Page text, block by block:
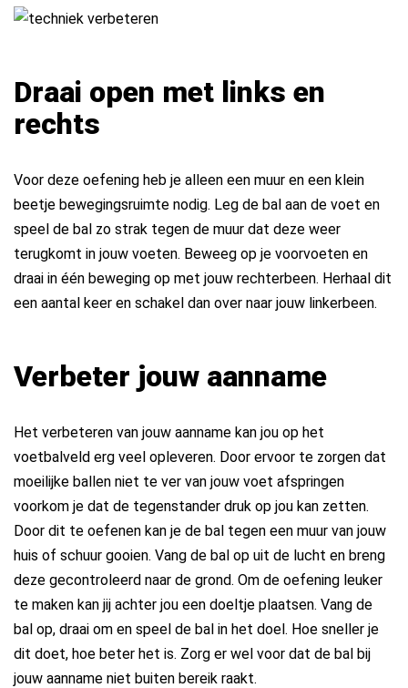
Draai open met links en
rechts
Voor deze oefening heb je alleen een muur en een klein
beetje bewegingsruimte nodig. Leg de bal aan de voet en
speel de bal zo strak tegen de muur dat deze weer
terugkomt in jouw voeten. Beweeg op je voorvoeten en
draai in één beweging op met jouw rechterbeen. Herhaal dit
een aantal keer en schakel dan over naar jouw linkerbeen.
Verbeter jouw aanname
Het verbeteren van jouw aanname kan jou op het
voetbalveld erg veel opleveren. Door ervoor te zorgen dat
moeilijke ballen niet te ver van jouw voet afspringen
voorkom je dat de tegenstander druk op jou kan zetten.
Door dit te oefenen kan je de bal tegen een muur van jouw
huis of schuur gooien. Vang de bal op uit de lucht en breng
deze gecontroleerd naar de grond. Om de oefening leuker
te maken kan jij achter jou een doeltje plaatsen. Vang de
bal op, draai om en speel de bal in het doel. Hoe sneller je
dit doet, hoe beter het is. Zorg er wel voor dat de bal bij
jouw aanname niet buiten bereik raakt.